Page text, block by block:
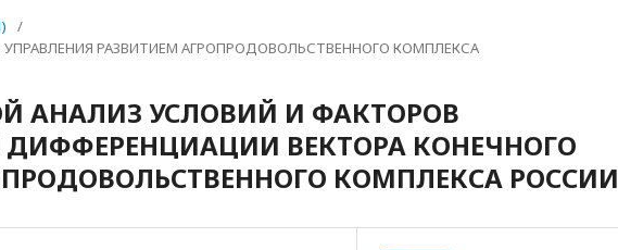
/
РАЗВИТИЕМ АГРОПРОДОВОЛЬСТВЕННОГО КОМПЛЕКСА
АНАЛИЗ УСЛОВИЙ И ФАКТОРОВ
ВЕКТОРА КОНЕЧНОГО
КОМПЛЕКСА РОССИИ